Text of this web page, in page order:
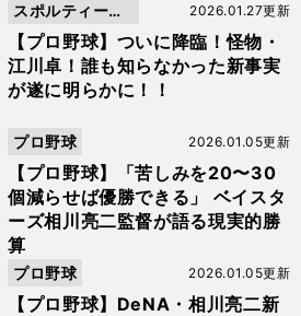
【プロ野球】ついに降臨！怪物・
江川卓！誰も知らなかった新事実
が遂に明らかに！！
2026.01.27更新
スポルティーバ
動画
【プロ野球】「苦しみを20〜30
個減らせば優勝できる」 ベイスタ
ーズ相川亮二監督が語る現実的勝
算
2026.01.05更新
プロ野球
【プロ野球】DeNA・相川亮二新
2026.01.05更新
プロ野球